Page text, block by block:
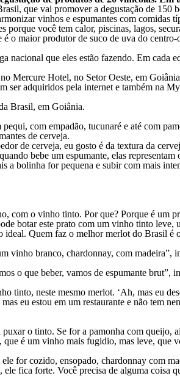
que vai promover a degustação de 150
vinhos e espumantes com comidas
porque você tem calor, piscinas, lagos,
o maior produtor de suco de uva do
nacional que eles estão fazendo. Em
Mercure Hotel, no Setor Oeste, em
adquiridos pela internet e também na
Brasil, em Goiânia.
com empadão, tucunaré e até com
de cerveja.
de cerveja, eu gosto é da textura da
bebe um espumante, elas
a bolinha for pequena e subir com mais
com o vinho tinto. Por que? Porque é
botar este prato com um vinho tinto
Quem faz o melhor merlot do Brasil é
vinho branco, chardonnay, com madeira”,
o que beber, vamos de espumante brut”,
tinto, neste mesmo merlot. ‘Ah, mas eu
eu estou em um restaurante e não tem
o tinto. Se for a pamonha com
é um vinho mais fugidio, mas leve, que
for cozido, ensopado, chardonnay com
fica forte. Você precisa de alguma coisa